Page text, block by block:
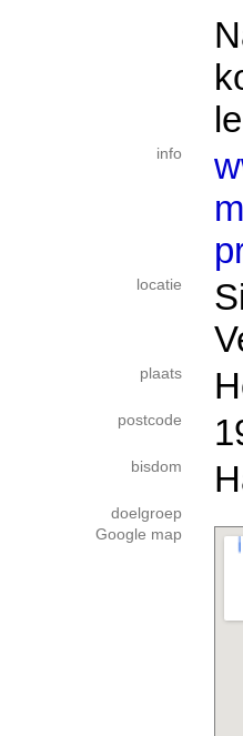
info
locatie
plaats
postcode
bisdom
doelgroep
Google map